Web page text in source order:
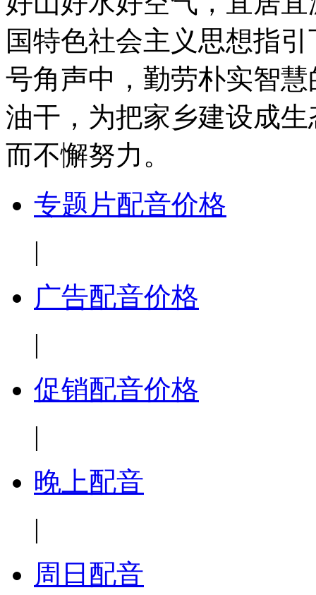
国特色社会主义思想指
号角声中，勤劳朴实智
油干，为把家乡建设成
而不懈努力。
专题片配音价格
|
广告配音价格
|
促销配音价格
|
晚上配音
|
周日配音